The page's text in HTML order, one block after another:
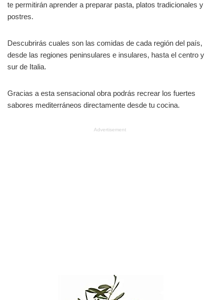
te permitirán aprender a preparar pasta, platos tradicionales y
postres.
Descubrirás cuales son las comidas de cada región del país,
desde las regiones peninsulares e insulares, hasta el centro y
sur de Italia.
Gracias a esta sensacional obra podrás recrear los fuertes
sabores mediterráneos directamente desde tu cocina.
Advertisement